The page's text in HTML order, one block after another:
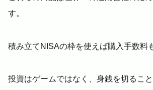
す。
積み立てNISAの枠を使えば購入手数料
投資はゲームではなく、身銭を切るこ